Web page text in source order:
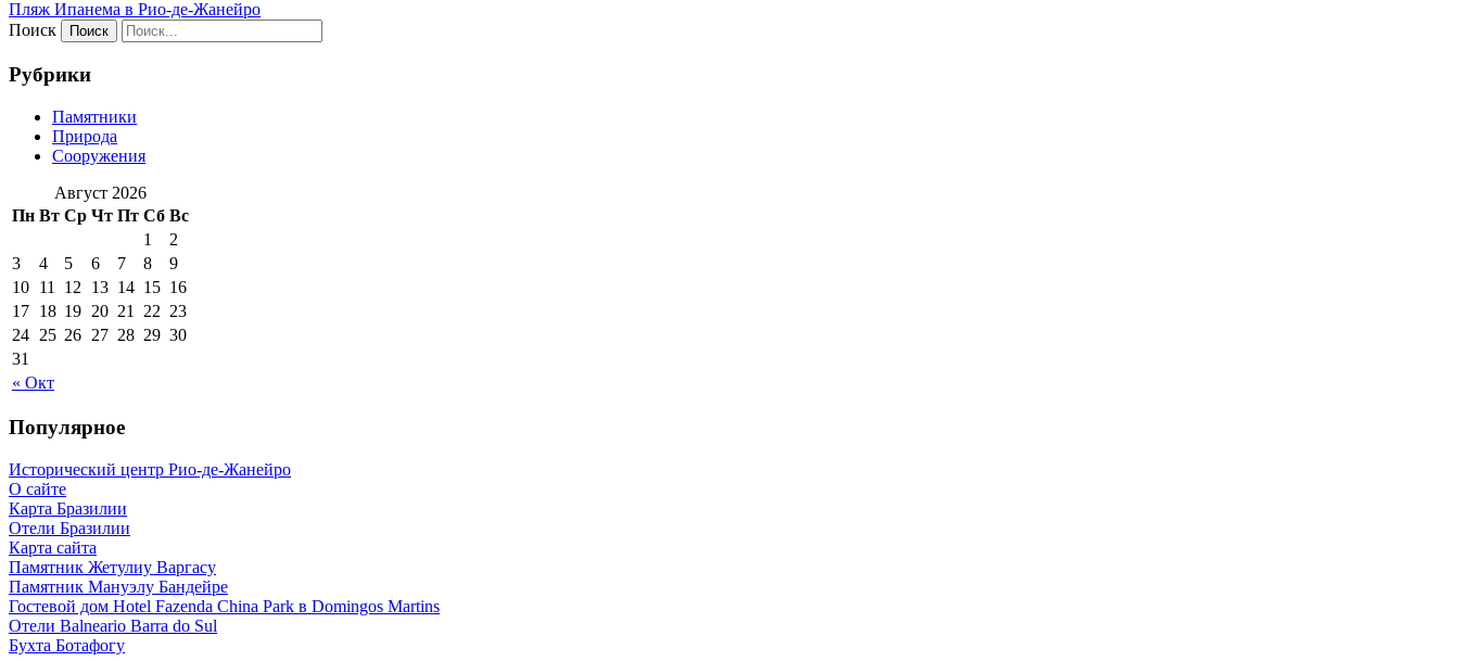
Пляж Ипанема в Рио-де-Жанейро
Поиск
Рубрики
Памятники
Природа
Сооружения
Август 2026
Пн Вт Ср Чт Пт Сб Вс
« Окт
1
2
3
4 5 6 7 8
9
10 11 12 13 14 15 16
17 18 19 20 21 22 23
24 25 26 27 28 29 30
31
Популярное
Исторический центр Рио-де-Жанейро
О сайте
Карта Бразилии
Отели Бразилии
Карта сайта
Памятник Жетулиу Варгасу
Памятник Мануэлу Бандейре
Гостевой дом Hotel Fazenda China Park в Domingos Martins
Отели Balneario Barra do Sul
Бухта Ботафогу